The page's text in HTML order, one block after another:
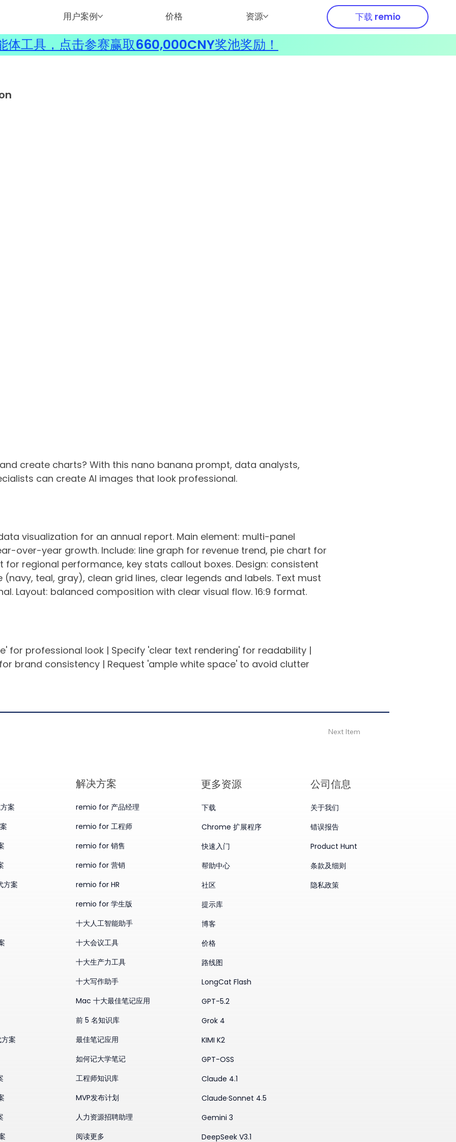
用户案例 价格 资源 下载 remio
create charts? With this nano banana prompt, data analysts,
can create AI images that look professional.
visualization for an annual report. Main element: multi-panel
over-year growth. Include: line graph for revenue trend, pie chart for
for regional performance, key stats callout boxes. Design: consistent
teal, gray), clean grid lines, clear legends and labels. Text must
Layout: balanced composition with clear visual flow. 16:9 format.
for professional look | Specify 'clear text rendering' for readability |
brand consistency | Request 'ample white space' to avoid clutter
Next Item
体工具，点击参赛赢取660,000CNY奖池奖励！
案
方案
案
​解决方案
remio for 产品经理
remio for 工程师
remio for 销售
remio for 营销
remio for HR
remio for 学生版
十大人工智能助手
十大会议工具
十大生产力工具
十大写作助手
Mac 十大最佳笔记应用
前 5 名知识库
最佳笔记应用
如何记大学笔记
工程师知识库
MVP发布计划
人力资源招聘助理
阅读更多
更多资源
下载
Chrome 扩展程序
快速入门
帮助中心
社区
提示库
博客
价格
路线图
LongCat Flash
GPT-5.2
Grok 4
KIMI K2
GPT-OSS
Claude 4.1
Claude·Sonnet 4.5
Gemini 3
DeepSeek V3.1
公司信息
关于我们
错误报告
Product Hunt
条款及细则
隐私政策